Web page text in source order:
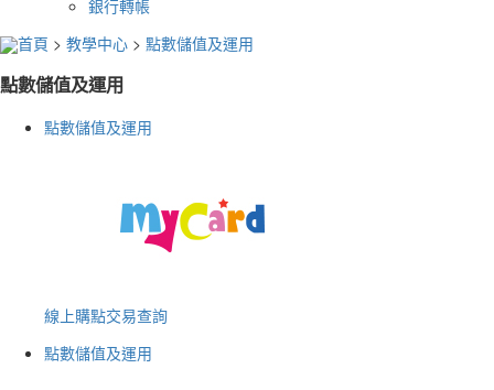
銀行轉帳
首頁 > 教學中心 > 點數儲值及運用
點數儲值及運用
點數儲值及運用
線上購點交易查詢
點數儲值及運用